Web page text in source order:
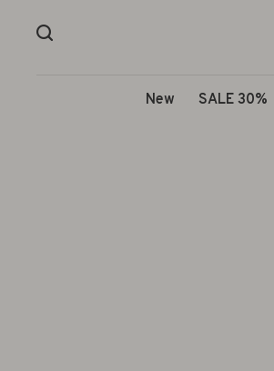
New SALE 30%